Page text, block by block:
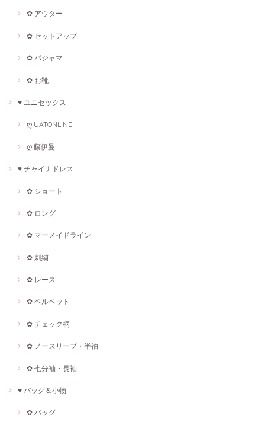
✿ アウター
✿ セットアップ
✿ パジャマ
✿ お靴
♥ ユニセックス
ღ UATONLINE
ღ 藤伊曼
♥ チャイナドレス
✿ ショート
✿ ロング
✿ マーメイドライン
✿ 刺繍
✿ レース
✿ ベルベット
✿ チェック柄
✿ ノースリープ・半袖
✿ 七分袖・長袖
♥ バッグ＆小物
✿ バッグ